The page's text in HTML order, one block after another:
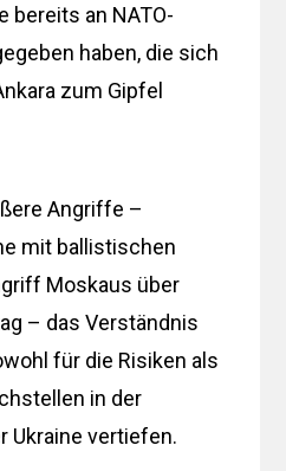
bereits an NATO-
haben, die sich
zum Gipfel
Angriffe –
mit ballistischen
Moskaus über
– das Verständnis
für die Risiken als
in der
Ukraine vertiefen.